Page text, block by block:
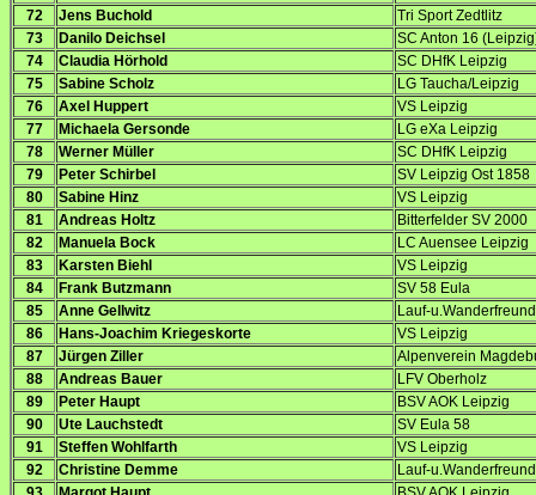
72
Jens Buchold
Tri Sport Zedtlitz
73
Danilo Deichsel
SC Anton 16
74
Claudia Hörhold
SC DHfK Leipzig
75
Sabine Scholz
LG Taucha/Leipzig
76
Axel Huppert
VS Leipzig
77
Michaela Gersonde
LG eXa Leipzig
78
Werner Müller
SC DHfK Leipzig
79
Peter Schirbel
SV Leipzig Ost 1858
80
Sabine Hinz
VS Leipzig
81
Andreas Holtz
Bitterfelder SV 2000
82
Manuela Bock
LC Auensee Leipzig
83
Karsten Biehl
VS Leipzig
84
Frank Butzmann
SV 58 Eula
85
Anne Gellwitz
Lauf-
86
Hans-Joachim Kriegeskorte
VS Leipzig
87
Jürgen Ziller
Alpenverein
88
Andreas Bauer
LFV Oberholz
89
Peter Haupt
BSV AOK Leipzig
90
Ute Lauchstedt
SV Eula 58
91
Steffen Wohlfarth
VS Leipzig
92
Christine Demme
Lauf-